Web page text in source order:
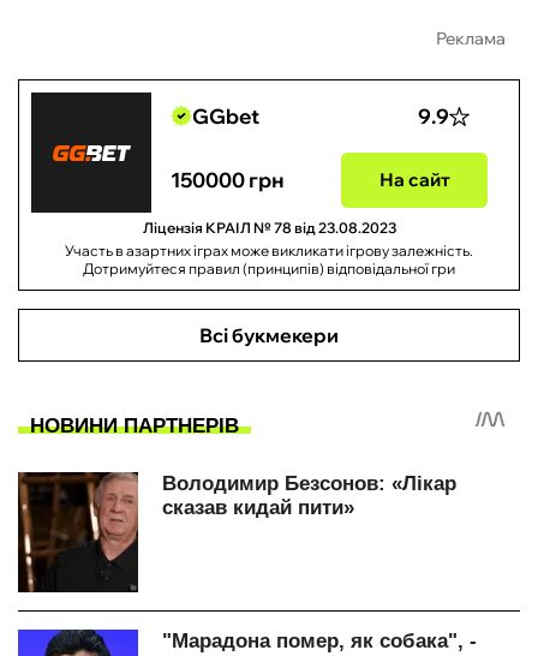
Реклама
GGbet 9.9
150000 грн На сайт
Ліцензія КРАІЛ № 78 від 23.08.2023
Участь в азартних іграх може викликати ігрову залежність.
Дотримуйтеся правил (принципів) відповідальної гри
Всі букмекери